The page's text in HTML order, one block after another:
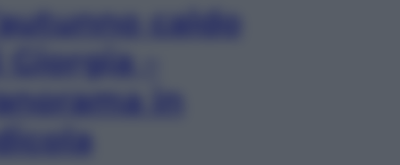
caldo
Giorgia –
in